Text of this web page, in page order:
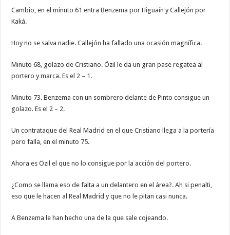
Cambio, en el minuto 61 entra Benzema por Higuaín y Callejón por
Kaká.
Hoy no se salva nadie. Callejón ha fallado una ocasión magnífica.
Minuto 68, golazo de Cristiano. Özil le da un gran pase regatea al
portero y marca. Es el 2 – 1.
Minuto 73. Benzema con un sombrero delante de Pinto consigue un
golazo. Es el 2 – 2.
Un contrataque del Real Madrid en el que Cristiano llega a la portería
pero falla, en el minuto 75.
Ahora es Özil el que no lo consigue por la acción del portero.
¿Como se llama eso de falta a un delantero en el área?. Ah si penalti,
eso que le hacen al Real Madrid y que no le pitan casi nunca.
A Benzema le han hecho una de la que sale cojeando.